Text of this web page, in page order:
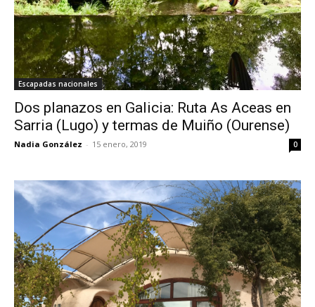
Escapadas nacionales
Dos planazos en Galicia: Ruta As Aceas en
Sarria (Lugo) y termas de Muiño (Ourense)
Nadia González - 15 enero, 2019 0